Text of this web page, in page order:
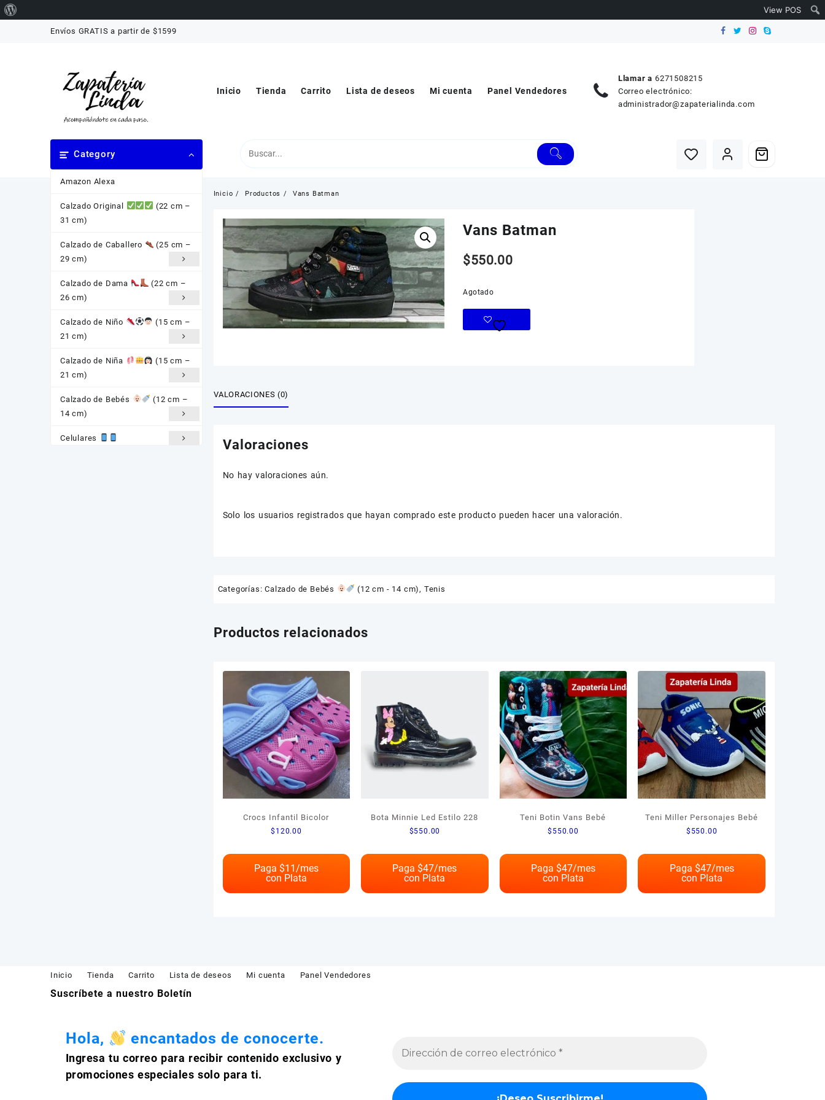
View POS
Envíos GRATIS a partir de $1599
Inicio Tienda Carrito Lista de deseos Mi cuenta Panel Vendedores
Llamar a 6271508215
Correo electrónico:
administrador@zapaterialinda.com
Category
Amazon Alexa
Calzado Original
(22 cm –
31 cm)
Calzado de Caballero
(25 cm –
29 cm)
Calzado de Dama
(22 cm –
26 cm)
Calzado de Niño
(15 cm –
21 cm)
Calzado de Niña
(15 cm –
21 cm)
Calzado de Bebés
(12 cm –
14 cm)
Celulares
Inicio Productos Vans Batman
Vans Batman
$550.00
Agotado
VALORACIONES (0)
Valoraciones
No hay valoraciones aún.
Solo los usuarios registrados que hayan comprado este producto pueden hacer una valoración.
Categorías:Calzado de Bebés (12 cm - 14 cm) , Tenis
Productos relacionados
Crocs Infantil Bicolor
$ 120.00
Paga $11 /mes
con Plata
Bota Minnie Led Estilo 228
$550.00
Paga $47/mes
con Plata
Teni Botin Vans Bebé
$ 550.00
Paga $47/mes
con Plata
Teni Miller Personajes Bebé
$ 550.00
Paga $47/mes
con Plata
Inicio Tienda Carrito Lista de deseos Mi cuenta Panel Vendedores
Suscríbete a nuestro Boletín
Hola, encantados de conocerte.
Ingresa tu correo para recibir contenido exclusivo y
promociones especiales solo para ti.